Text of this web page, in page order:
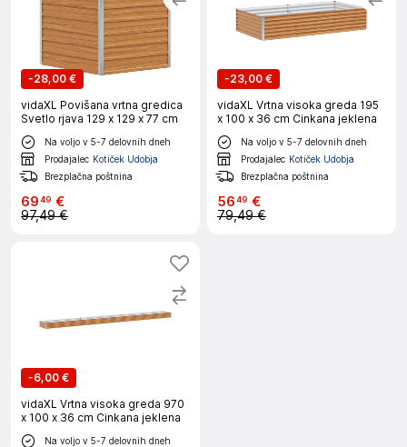
-28,00 €
vidaXL Povišana vrtna gredica
Svetlo rjava 129 x 129 x 77 cm
Na voljo v 5-7 delovnih dneh
Prodajalec Kotiček Udobja
Brezplačna poštnina
6949 €
97,49 €
-23,00 €
vidaXL Vrtna visoka greda 195
x 100 x 36 cm Cinkana jeklena
Na voljo v 5-7 delovnih dneh
Prodajalec Kotiček Udobja
Brezplačna poštnina
5649 €
79,49 €
-6,00 €
vidaXL Vrtna visoka greda 970
x 100 x 36 cm Cinkana jeklena
Na voljo v 5-7 delovnih dneh